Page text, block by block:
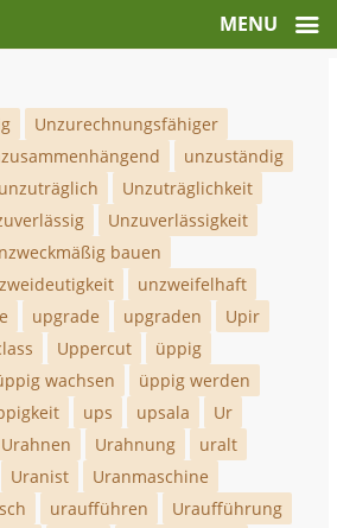
Unzurechnungsfähiger
unzuständig
unzuträglich
Unzuträglichkeit
Unzuverlässigkeit
bauen
unzweifelhaft
upgrade upgraden
Upir
Uppercut
üppig
wachsen
üppig werden
ups upsala
Ur
Urahnen Urahnung
uralt
Uranist
Uranmaschine
uraufführen
Uraufführung